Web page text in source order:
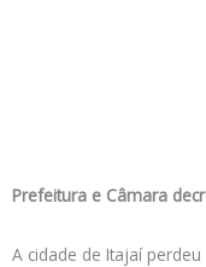
Prefeitura e Câmara
A cidade de Itajaí